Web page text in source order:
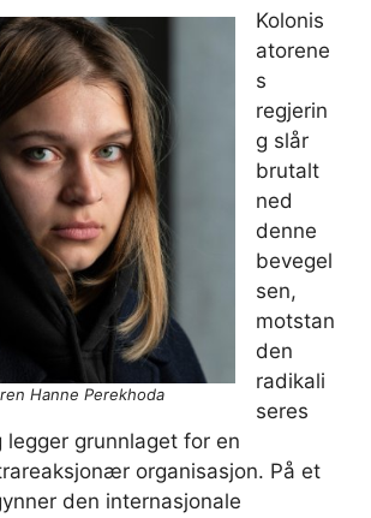
Hanne Perekhoda
Kolonis
atorene
s
regjerin
g slår
brutalt
ned
denne
bevegel
sen,
motstan
den
radikali
seres
legger grunnlaget for en
organisasjon. På et
den internasjonale